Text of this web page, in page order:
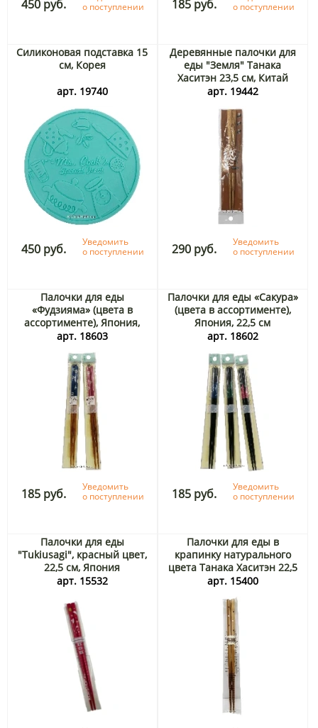
450 руб.
о поступлении
185 руб.
о поступлении
Силиконовая подставка 15
см, Корея
арт. 19740
450 руб.
Уведомить
о поступлении
Деревянные палочки для
еды "Земля" Танака
Хаситэн 23,5 см, Китай
арт. 19442
290 руб.
Уведомить
о поступлении
Палочки для еды
«Фудзияма» (цвета в
ассортименте), Япония,
22,5 см
арт. 18603
185 руб.
Уведомить
о поступлении
Палочки для еды «Сакура»
(цвета в ассортименте),
Япония, 22,5 см
арт. 18602
185 руб.
Уведомить
о поступлении
Палочки для еды
"Tukiusagi", красный цвет,
22,5 см, Япония
арт. 15532
Палочки для еды в
крапинку натурального
цвета Танака Хаситэн 22,5
см, Япония
арт. 15400